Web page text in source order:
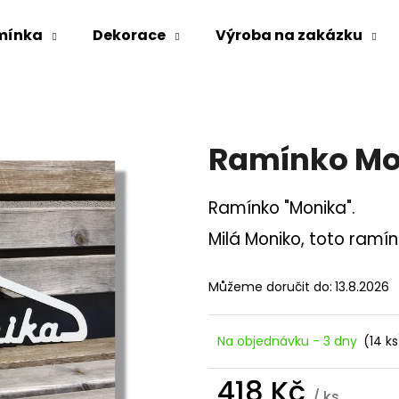
Dekorace Výroba na zakázku
Ramínko
Ramínko "Monika".
Milá Moniko, toto
Můžeme doručit do: 13.8.2026
Na objednávku - 3 dny (14
HLEDAT
Doporučujeme
100X200
PANELY